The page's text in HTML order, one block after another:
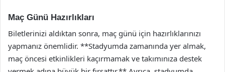
Maç Günü Hazırlıkları
Biletlerinizi aldıktan sonra, maç günü için hazırlıklarınızı
yapmanız önemlidir. **Stadyumda zamanında yer almak,
maç öncesi etkinlikleri kaçırmamak ve takımınıza destek